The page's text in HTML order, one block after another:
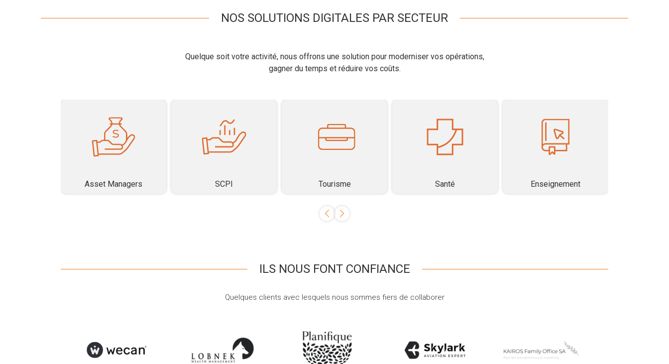
NOS SOLUTIONS DIGITALES PAR SECTEUR
Quelque soit votre activité, nous offrons une solution pour moderniser vos opérations,
gagner du temps et réduire vos coûts.
Asset Managers SCPI Tourisme Santé Enseignement
ILS NOUS FONT CONFIANCE
Quelques clients avec lesquels nous sommes fiers de collaborer